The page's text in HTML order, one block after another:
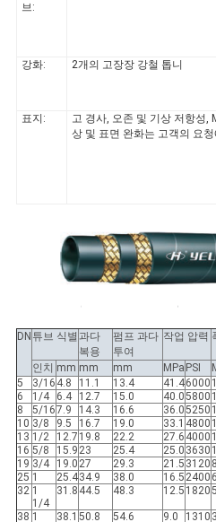
브:
강화: 2개의 고장장 강철 톱니
표지:
고 경사, 오존 및 기상 저항성,
상 및 표면 완화는 고객의 요
DN 튜브 식별 과다
복용
펌프 과다
투여
작업 압력
인치 mm mm mm MPa PSI
5
3/16 4.8 11.1 13.4 41.46000
6
1/4 6.4 12.7 15.0 40.05800
8
5/167.9 14.3 16.6 36.05250
10 3/8 9.5 16.7 19.0 33.1 4800
13 1/2 12.7 19.8 22.2 27.6 4000
16 5/8 15.9 23 25.4 25.0 3630
19 3/4 19.0 27 29.3 21.5 3120
25 1 25.434.9 38.0 16.5 2400
32 1
1/4
31.8 44.5 48.3 12.5 1820
38 1 38.1 50.8 54.6 9.0 1310